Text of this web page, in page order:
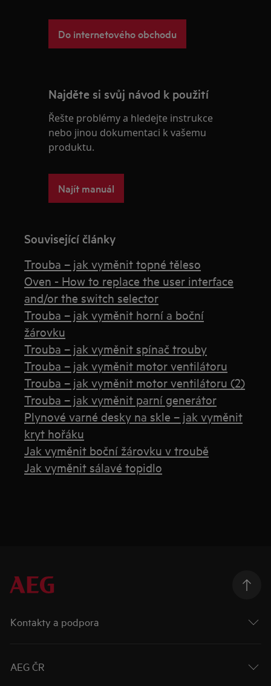
Do internetového obchodu
Najděte si svůj návod k použití
Řešte problémy a hledejte instrukce
nebo jinou dokumentaci k vašemu
produktu.
Najít manuál
Související články
Trouba – jak vyměnit topné těleso
Oven - How to replace the user interface
and/or the switch selector
Trouba – jak vyměnit horní a boční
žárovku
Trouba – jak vyměnit spínač trouby
Trouba – jak vyměnit motor ventilátoru
Trouba – jak vyměnit motor ventilátoru (2)
Trouba – jak vyměnit parní generátor
Plynové varné desky na skle – jak vyměnit
kryt hořáku
Jak vyměnit boční žárovku v troubě
Jak vyměnit sálavé topidlo
Kontakty a podpora
AEG ČR